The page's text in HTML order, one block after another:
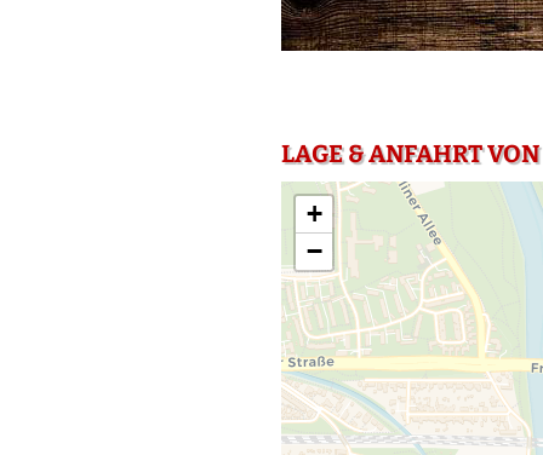
LAGE & ANFAHRT
+
−